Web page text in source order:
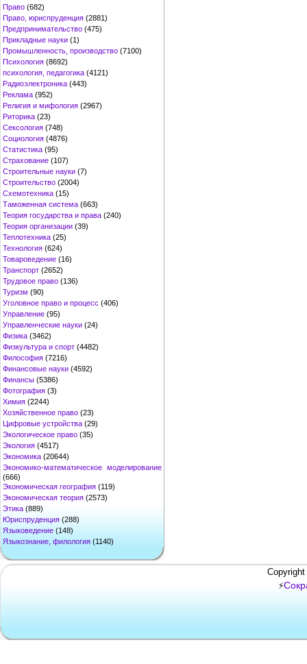
Право (682)
Право, юриспруденция (2881)
Предпринимательство (475)
Прикладные науки (1)
Промышленность, производство (7100)
Психология (8692)
психология, педагогика (4121)
Радиоэлектроника (443)
Реклама (952)
Религия и мифология (2967)
Риторика (23)
Сексология (748)
Социология (4876)
Статистика (95)
Страхование (107)
Строительные науки (7)
Строительство (2004)
Схемотехника (15)
Таможенная система (663)
Теория государства и права (240)
Теория организации (39)
Теплотехника (25)
Технология (624)
Товароведение (16)
Транспорт (2652)
Трудовое право (136)
Туризм (90)
Уголовное право и процесс (406)
Управление (95)
Управленческие науки (24)
Физика (3462)
Физкультура и спорт (4482)
Философия (7216)
Финансовые науки (4592)
Финансы (5386)
Фотография (3)
Химия (2244)
Хозяйственное право (23)
Цифровые устройства (29)
Экологическое право (35)
Экология (4517)
Экономика (20644)
Экономико-математическое моделирование
(666)
Экономическая география (119)
Экономическая теория (2573)
Этика (889)
Юриспруденция (288)
Языковедение (148)
Языкознание, филология (1140)
⚡